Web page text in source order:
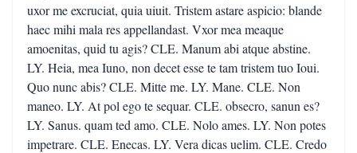
uxor me excruciat, quia uiuit. Tristem astare aspicio: blande
haec mihi mala res appellandast. Vxor mea meaque
amoenitas, quid tu agis? CLE. Manum abi atque abstine.
LY. Heia, mea Iuno, non decet esse te tam tristem tuo Ioui.
Quo nunc abis? CLE. Mitte me. LY. Mane. CLE. Non
maneo. LY. At pol ego te sequar. CLE. obsecro, sanun es?
LY. Sanus. quam ted amo. CLE. Nolo ames. LY. Non potes
impetrare. CLE. Enecas. LY. Vera dicas uelim. CLE. Credo